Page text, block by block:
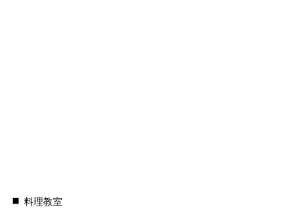
料理教室